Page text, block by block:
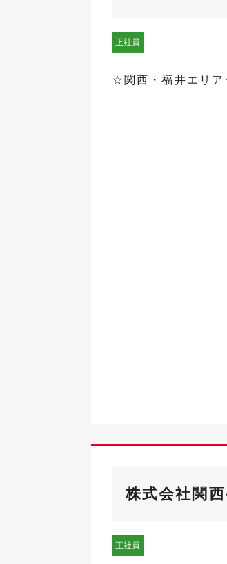
正社員
☆関西・福井エリア
株式会社関
正社員